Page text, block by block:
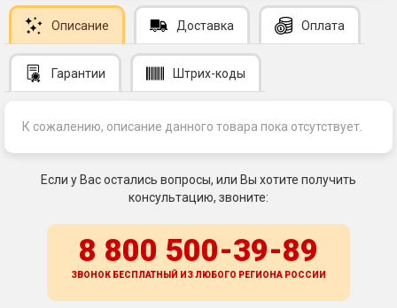
Описание Доставка Оплата
Гарантии Штрих-коды
К сожалению, описание данного товара пока отсутствует.
Если у Вас остались вопросы, или Вы хотите получить
консультацию, звоните:
8 800 500-39-89
ЗВОНОК БЕСПЛАТНЫЙ ИЗ ЛЮБОГО РЕГИОНА РОССИИ